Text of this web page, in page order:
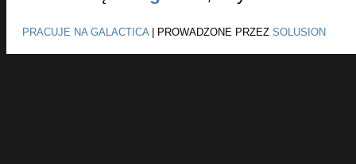
PRACUJE NA GALACTICA | PROWADZONE PRZEZ SOLUSION